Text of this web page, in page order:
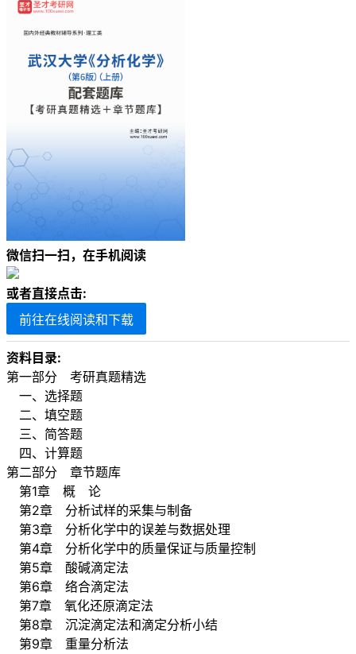
微信扫一扫，在手机阅读
或者直接点击:
前往在线阅读和下载
资料目录:
第一部分 考研真题精选
一、选择题
二、填空题
三、简答题
四、计算题
第二部分 章节题库
第1章 概 论
第2章 分析试样的采集与制备
第3章 分析化学中的误差与数据处理
第4章 分析化学中的质量保证与质量控制
第5章 酸碱滴定法
第6章 络合滴定法
第7章 氧化还原滴定法
第8章 沉淀滴定法和滴定分析小结
第9章 重量分析法